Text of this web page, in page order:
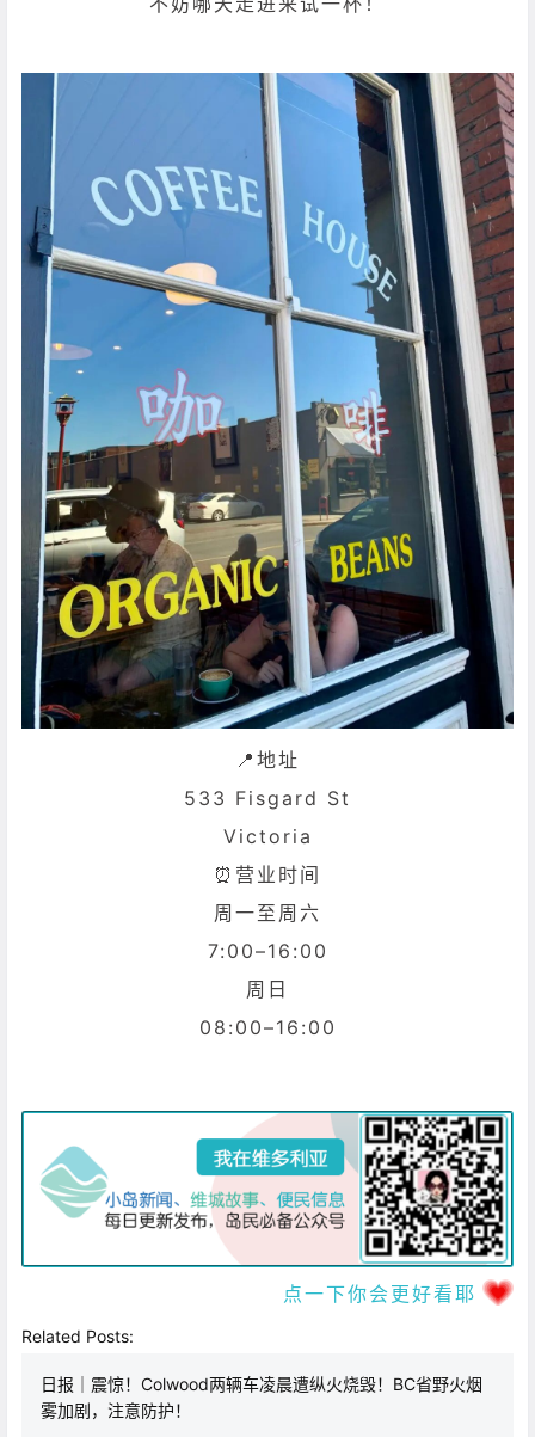
📍地址
533 Fisgard St
Victoria
⏰营业时间
周一至周六
7:00–16:00
周日
08:00–16:00
点一下你会更好看耶
Related Posts:
日报｜震惊！Colwood两辆车凌晨遭纵火烧毁！BC省野火烟
雾加剧，注意防护！